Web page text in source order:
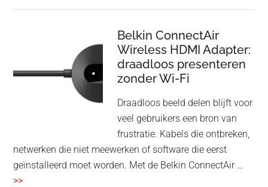
Speaker
in
een
twist
Belkin ConnectAir
Wireless HDMI Adapter:
draadloos presenteren
zonder Wi-Fi
Draadloos beeld delen blijft voor
veel gebruikers een bron van
frustratie. Kabels die ontbreken,
netwerken die niet meewerken of software die eerst
geïnstalleerd moet worden. Met de Belkin ConnectAir …
>>overBelkin